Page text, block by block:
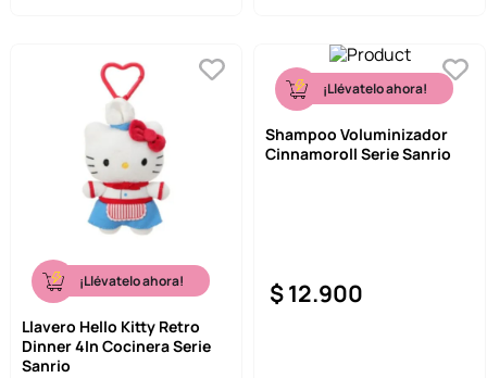
¡Llévatelo ahora!
Llavero Hello Kitty Retro
Dinner 4In Cocinera Serie
Sanrio
¡Llévatelo ahora!
Shampoo Voluminizador
Cinnamoroll Serie Sanrio
$12.900